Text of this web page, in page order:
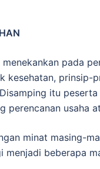
pada
kesehatan, prinsip-
itu
perencanan usaha
minat masing-
menjadi beberapa